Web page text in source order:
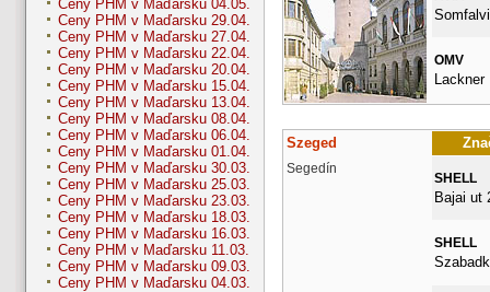
Ceny PHM v Maďarsku 04.05.
Ceny PHM v Maďarsku 29.04.
Ceny PHM v Maďarsku 27.04.
Ceny PHM v Maďarsku 22.04.
Ceny PHM v Maďarsku 20.04.
Ceny PHM v Maďarsku 15.04.
Ceny PHM v Maďarsku 13.04.
Ceny PHM v Maďarsku 08.04.
Ceny PHM v Maďarsku 06.04.
Ceny PHM v Maďarsku 01.04.
Ceny PHM v Maďarsku 30.03.
Ceny PHM v Maďarsku 25.03.
Ceny PHM v Maďarsku 23.03.
Ceny PHM v Maďarsku 18.03.
Ceny PHM v Maďarsku 16.03.
Ceny PHM v Maďarsku 11.03.
Ceny PHM v Maďarsku 09.03.
Ceny PHM v Maďarsku 04.03.
OMV
Szeged
Segedín
SHELL
Bajai ut
SHELL